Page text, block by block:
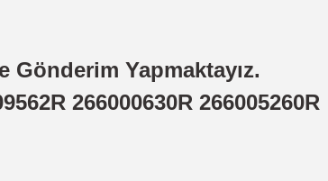
Gönderim Yapmaktayız.
266000630R 266005260R